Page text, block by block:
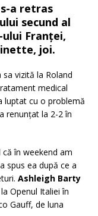
a retras
secund al
Franței,
joi.
vizită la Roland
medical
luptat cu o problemă
renunțat la 2-2 în
că în weekend am
spus ea după ce a
Ashleigh Barty
Openul Italiei în
Gauff, de luna